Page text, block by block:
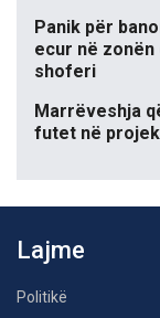
Panik për
ecur në zonën
shoferi
Marrëveshja
futet në
Lajme
Politikë